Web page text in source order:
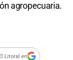
agropecuaria.
Litoral en